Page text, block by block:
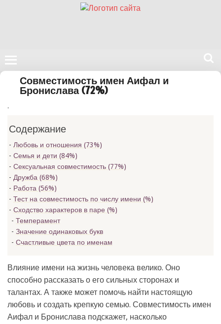
Поиск
сайте
Совместимость имен Аифал и
Бронислава (72%)
.
Содержание
Любовь и отношения (73%)
Семья и дети (84%)
Сексуальная совместимость (77%)
Дружба (68%)
Работа (56%)
Тест на совместимость по числу имени (%)
Сходство характеров в паре (%)
Темперамент
Значение одинаковых букв
Счастливые цвета по именам
Влияние имени на жизнь человека велико. Оно
способно рассказать о его сильных сторонах и
талантах. А также может помочь найти настоящую
любовь и создать крепкую семью. Совместимость имен
Аифал и Бронислава подскажет, насколько